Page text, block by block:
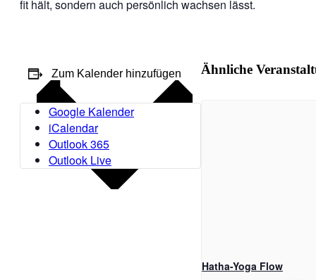
fit hält, sondern auch persönlich wachsen lässt.
Zum Kalender hinzufügen
Google Kalender
iCalendar
Outlook 365
Outlook Live
Ähnliche
Hatha-Yoga Flow